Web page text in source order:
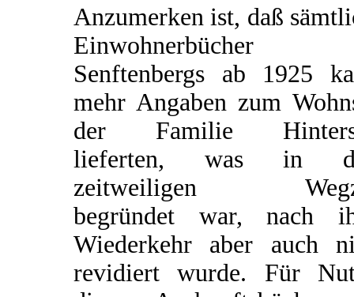
Anzumerken ist, daß
Einwohnerbücher
Senftenbergs ab 1925
mehr Angaben zum
der Familie
lieferten, was in
zeitweiligen
begründet war, nach
Wiederkehr aber auch
revidiert wurde. Für